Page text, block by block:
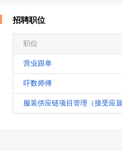
招聘职位
职位
营业跟单
吓数师傅